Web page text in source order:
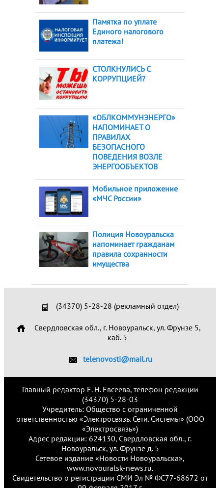
Памятка по уплате
Единого налогового
платежа!
СТОЛКНУЛИСЬ С
КОРРУПЦИЕЙ?
«ОБЛКОММУНЭНЕРГО»
НАПОМИНАЕТ О
ПРАВИЛАХ
БЕЗОПАСНОГО
ПОВЕДЕНИЯ ВОЗЛЕ
ЭНЕРГООБЪЕКТОВ
Мобильное приложение
«МЧС России»
Полиция Новоуральска
напоминает гражданам
правила сохранности
имущества
(34370) 5-28-28 (рекламный отдел)
Свердловская обл., г. Новоуральск, ул. Фрунзе 5,
каб. 5
telenovosti@mail.ru
Главный редактор Е. Н. Евсеева, телефон редакции
(34370) 5-28-03
Учредитель: Общество с ограниченной
ответственностью «Электросвязь. Сети. Системы» (ООО
«Электросвязь»)
Адрес редакции: 624130, Свердловская обл., г.
Новоуральск, ул. Фрунзе д. 5
Сетевое издание «Новости Новоуральска»,
www.novouralsk-news.ru.
Свидетельство о регистрации СМИ Эл № ФС77-68672 от